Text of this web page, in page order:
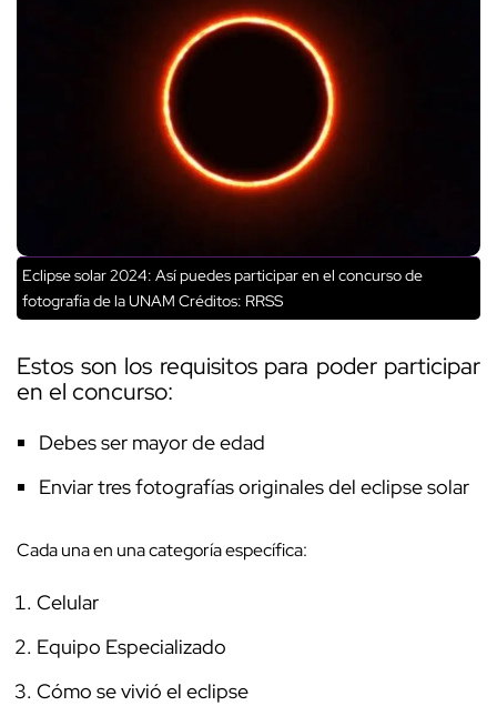
Eclipse solar 2024: Así puedes participar en el concurso de
fotografía de la UNAM Créditos: RRSS
Estos son los requisitos para poder participar
en el concurso:
Debes ser mayor de edad
Enviar tres fotografías originales del eclipse solar
Cada una en una categoría específica:
Celular
Equipo Especializado
Cómo se vivió el eclipse